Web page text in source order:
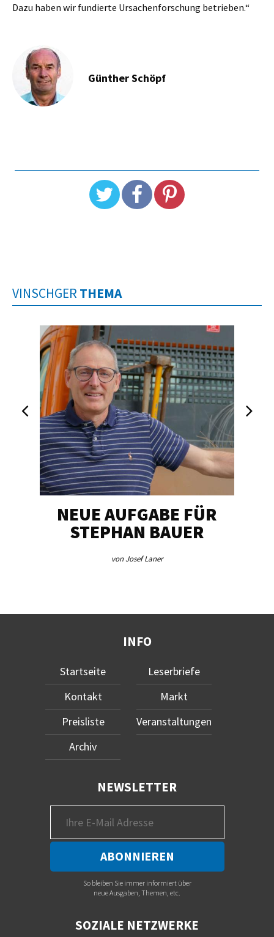
Dazu haben wir ­fundierte ­Ursachenforschung betrieben.“
Günther Schöpf
VINSCHGER THEMA
NEUE AUFGABE FÜR
STEPHAN BAUER
von Josef Laner
INFO
Startseite
Kontakt
Preisliste
Archiv
Leserbriefe
Markt
Veranstaltungen
NEWSLETTER
So bleiben Sie immer informiert über
neue Ausgaben, Themen, etc.
SOZIALE NETZWERKE